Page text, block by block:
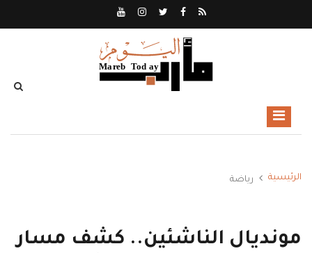
الرئيسية رياضة
مونديال الناشئين.. كشف مسار